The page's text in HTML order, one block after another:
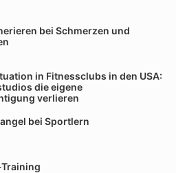
bei Schmerzen und
in Fitnessclubs in den USA:
die eigene
verlieren
bei Sportlern